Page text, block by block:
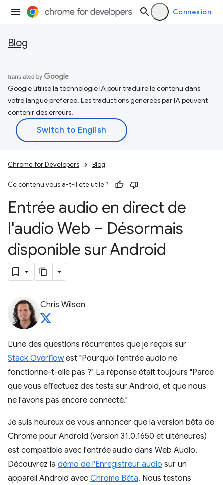
Connexion
Blog
Google utilise la technologie IA pour traduire le contenu dans
votre langue préférée. Les traductions générées par IA peuvent
contenir des erreurs.
Chrome for Developers Blog
Ce contenu vous a-t-il été utile ?
Entrée audio en direct de
l'audio Web – Désormais
disponible sur Android
Chris Wilson
L'une des questions récurrentes que je reçois sur
Stack Overflowest "Pourquoi l'entrée audio ne
fonctionne-t-elle pas ?" La réponse était toujours "Parce
que vous effectuez des tests sur Android, et que nous
ne l'avons pas encore connecté."
Je suis heureux de vous annoncer que la version bêta de
Chrome pour Android (version 31.0.1650 et ultérieures)
est compatible avec l'entrée audio dans Web Audio.
Découvrez la démo de l'Enregistreur audio sur un
appareil Android avec Chrome Bêta. Nous testons